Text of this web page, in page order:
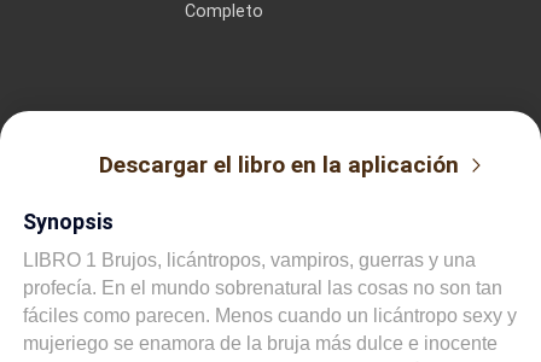
Completo
Descargar el libro en la aplicación
Synopsis
LIBRO 1 Brujos, licántropos, vampiros, guerras y una
profecía. En el mundo sobrenatural las cosas no son tan
fáciles como parecen. Menos cuando un licántropo sexy y
mujeriego se enamora de la bruja más dulce e inocente